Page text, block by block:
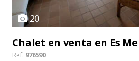
20
Chalet en venta en Es
Ref. 976590